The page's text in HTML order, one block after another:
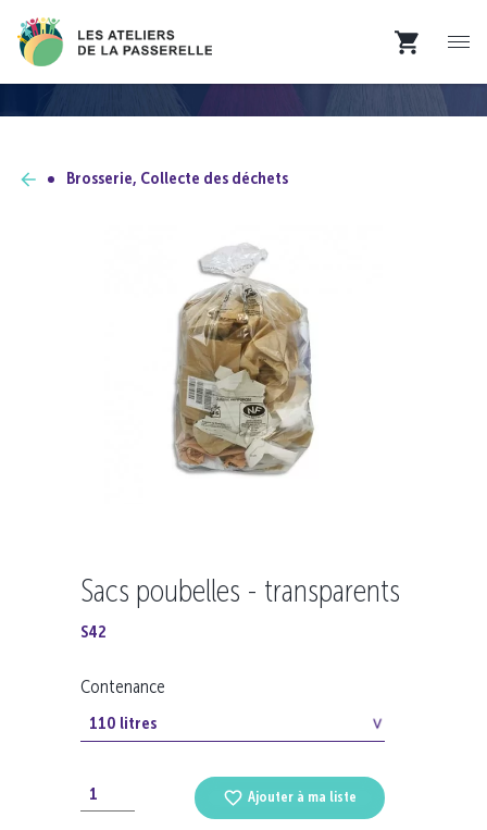
Brosserie, Collecte des déchets
Sacs poubelles - transparents
S42
Contenance
Ajouter à ma liste